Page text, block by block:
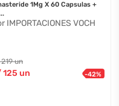
1Mg X 60 Capsulas +
IMPORTACIONES VOCH
219 un
125 un -42%